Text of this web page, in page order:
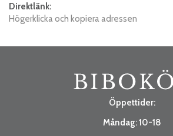
Direktlänk:
Högerklicka och kopiera adressen
Öppettider:
Måndag: 10-18